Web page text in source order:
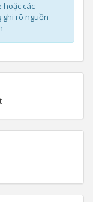
hoặc các
rõ nguồn